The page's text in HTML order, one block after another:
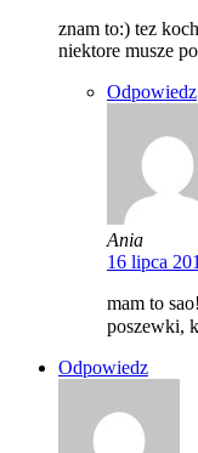
znam to:) tez
niektore musze
Odpowiedz
Ania
16 lipca
mam to
poszewki,
Odpowiedz